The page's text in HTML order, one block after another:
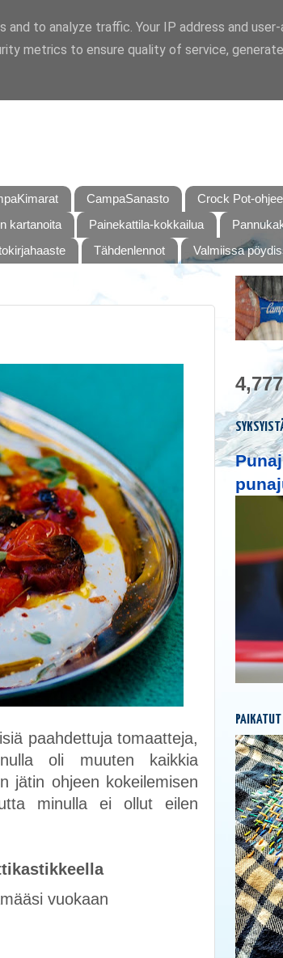
CampaSanasto
Crock Pot-
kartanoita Painekattila-kokkailua
Tähdenlennot Valmiissa
paahdettuja tomaatteja,
oli muuten kaikkia
jätin ohjeen kokeilemisen
minulla ei ollut eilen
vuokaan
to analyze traffic. Your IP address and
metrics to ensure quality of service,